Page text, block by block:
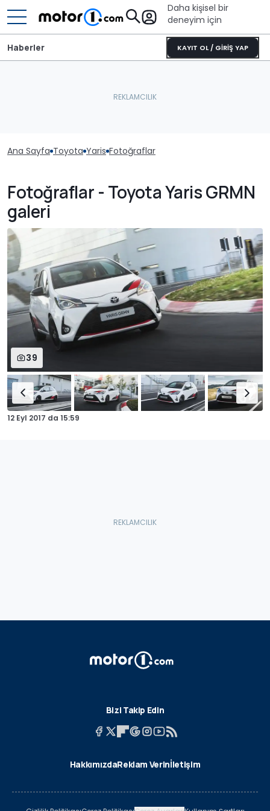
Daha kişisel bir
deneyim için
KAYIT OL / GİRİŞ YAP
Haberler
Ana Sayfa Toyota Yaris Fotoğraflar
Fotoğraflar - Toyota Yaris GRMN
galeri
39
12 Eyl 2017 da 15:59
Bizi Takip Edin
HakkımızdaReklam Verinİletişim